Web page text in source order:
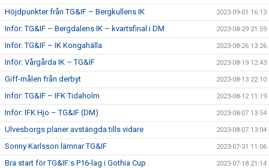
Höjdpunkter från TG&IF – Bergkullens IK 2023-09-01 16:13
Inför: TG&IF – Bergdalens IK – kvartsfinal i DM 2023-08-29 21:59
Inför: TG&IF – IK Kongahälla 2023-08-26 13:26
Inför: Vårgårda IK – TG&IF 2023-08-19 12:43
Giff-målen från derbyt 2023-08-13 22:10
Inför: TG&IF – IFK Tidaholm 2023-08-12 11:19
Inför: IFK Hjo – TG&IF (DM) 2023-08-07 13:54
Ulvesborgs planer avstängda tills vidare 2023-08-07 13:04
Sonny Karlsson lämnar TG&IF 2023-07-31 11:06
Bra start för TG&IF:s P16-lag i Gothia Cup 2023-07-18 21:14